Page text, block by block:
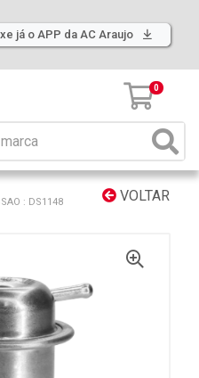
já o APP da AC Araujo
0
VOLTAR
: DS1148